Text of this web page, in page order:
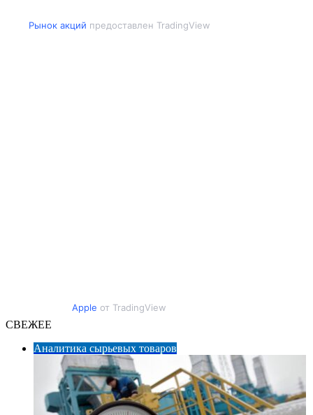
Рынок акций предоставлен TradingView
Apple от TradingView
СВЕЖЕЕ
Аналитика сырьевых товаров